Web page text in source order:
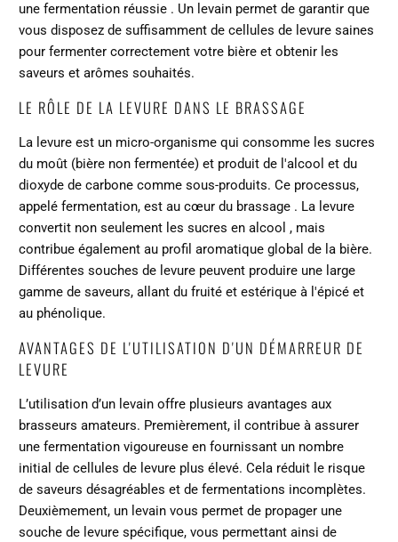
unefermentation réussie . Un levain permet de garantir que
vous disposez de suffisamment de cellules de levure saines
pour fermenter correctement votre bière et obtenir les
saveurs et arômes souhaités.
LE RÔLE DE LA LEVURE DANS LE BRASSAGE
La levure est un micro-organisme qui consomme les sucres
du moût (bière non fermentée) et produit de l'alcool et du
dioxyde de carbone comme sous-produits. Ce processus,
appelé fermentation, est aucœur du brassage . La levure
convertit non seulement les sucres en alcool , mais
contribue également au profil aromatique global de la bière.
Différentes souches de levure peuvent produire une large
gamme de saveurs, allant du fruité et estérique à l'épicé et
au phénolique.
AVANTAGES DE L'UTILISATION D'UN DÉMARREUR DE
LEVURE
L’utilisation d’un levain offre plusieurs avantages aux
brasseurs amateurs. Premièrement, il contribue à assurer
une fermentation vigoureuse en fournissant un nombre
initial de cellules de levure plus élevé. Cela réduit le risque
de saveurs désagréables et de fermentations incomplètes.
Deuxièmement, un levain vous permet de propager une
souche de levure spécifique, vous permettant ainsi de